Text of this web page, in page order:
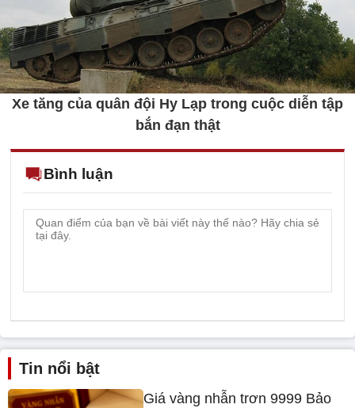
Xe tăng của quân đội Hy Lạp trong cuộc diễn tập
bắn đạn thật
Bình luận
Tin nổi bật
Giá vàng nhẫn trơn 9999 Bảo